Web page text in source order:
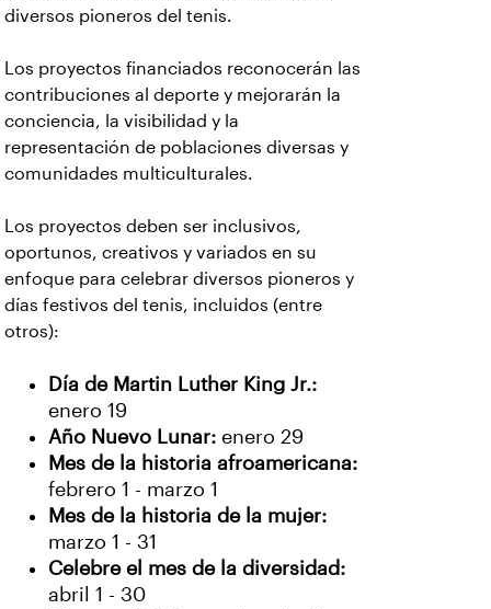
diversos pioneros del tenis.
Los proyectos financiados reconocerán las
contribuciones al deporte y mejorarán la
conciencia, la visibilidad y la
representación de poblaciones diversas y
comunidades multiculturales.
Los proyectos deben ser inclusivos,
oportunos, creativos y variados en su
enfoque para celebrar diversos pioneros y
días festivos del tenis, incluidos (entre
otros):
Día de Martin Luther King Jr.:
enero 19
Año Nuevo Lunar: enero 29
Mes de la historia afroamericana:
febrero 1 - marzo 1
Mes de la historia de la mujer:
marzo 1 - 31
Celebre el mes de la diversidad:
abril 1 - 30